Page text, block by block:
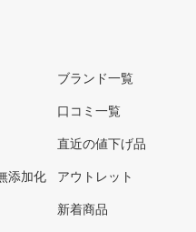
添加化
ブランド一覧
口コミ一覧
直近の値下げ品
アウトレット
新着商品